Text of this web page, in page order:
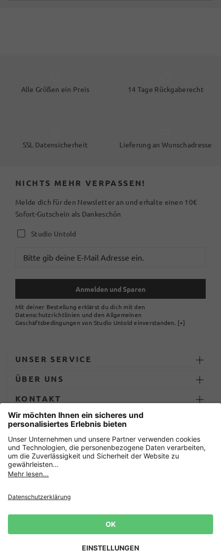
Alle Größen ein Preis 14 Tage Rückgaberecht
SSL Datensicherheit Lieferung an Wunschadresse
NICHTS MEHR VERPASSEN!
Melde dich für den Newsletter an und erhalte einen 10€
Sofort-Gutschein als Dankeschön
Studio Untold
Anmelden und Sparen
Mit deiner Bestellung erklärst du dich mit den
Datenschutzrichtlinien und den Allgemeinen
Geschäftsbedingungen von Studio Untold einverstanden. [+]
UNSER SERVICE
ÜBER UNS
KONTAKT
ZAHLUNG UND LIEFERUNG
Sicher einkaufen mit
Impressum
Cookie-Einstellungen
Lieferbedingungen